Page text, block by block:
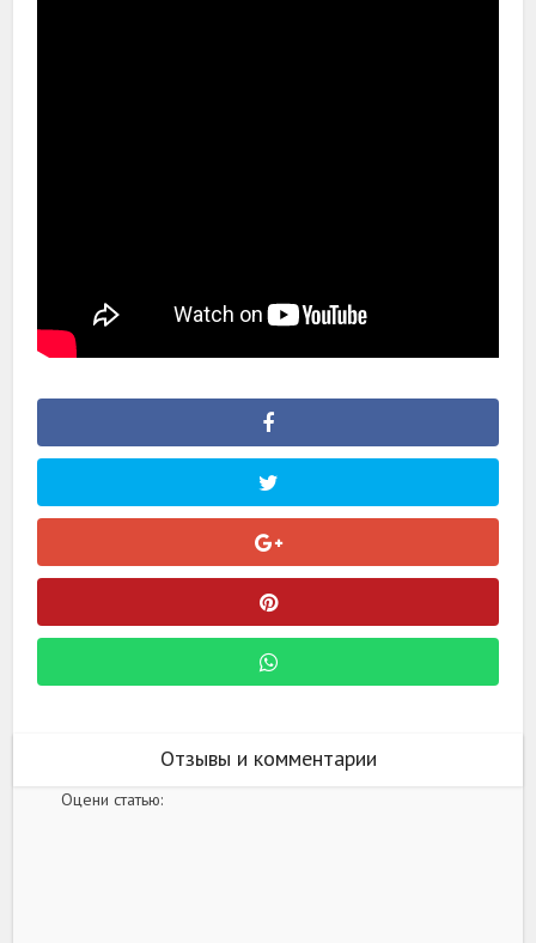
Отзывы и комментарии
Оцени статью: